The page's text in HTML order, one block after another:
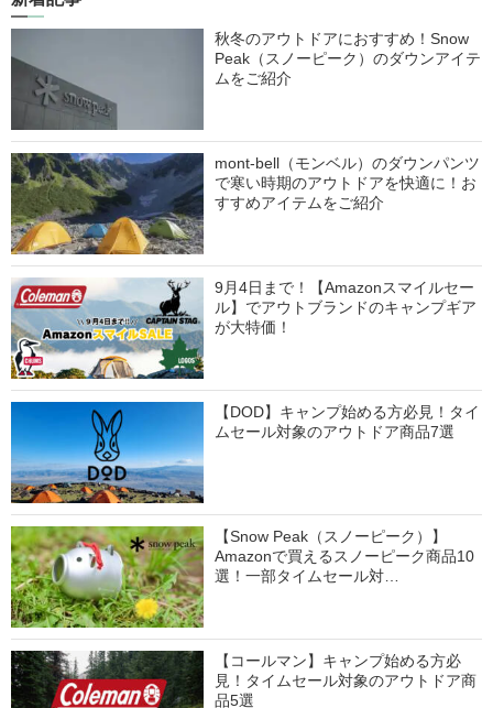
秋冬のアウトドアにおすすめ！Snow
Peak（スノーピーク）のダウンアイテ
ムをご紹介
mont-bell（モンベル）のダウンパンツ
で寒い時期のアウトドアを快適に！お
すすめアイテムをご紹介
9月4日まで！【Amazonスマイルセー
ル】でアウトブランドのキャンプギア
が大特価！
【DOD】キャンプ始める方必見！タイ
ムセール対象のアウトドア商品7選
【Snow Peak（スノーピーク）】
Amazonで買えるスノーピーク商品10
選！一部タイムセール対…
【コールマン】キャンプ始める方必
見！タイムセール対象のアウトドア商
品5選